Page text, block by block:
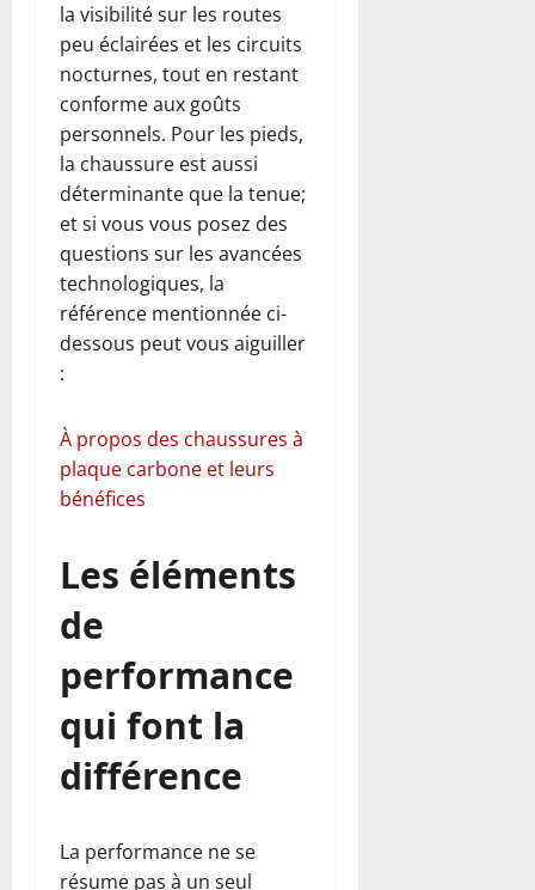
la visibilité sur les routes
peu éclairées et les circuits
nocturnes, tout en restant
conforme aux goûts
personnels. Pour les pieds,
la chaussure est aussi
déterminante que la tenue;
et si vous vous posez des
questions sur les avancées
technologiques, la
référence mentionnée ci-
dessous peut vous aiguiller
:
À propos des chaussures à
plaque carbone et leurs
bénéfices
Les éléments
de
performance
qui font la
différence
La performance ne se
résume pas à un seul